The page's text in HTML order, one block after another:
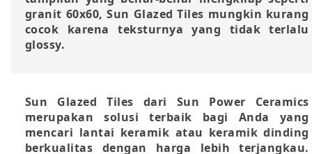
granit 60x60, Sun Glazed Tiles mungkin kurang
cocok karena teksturnya yang tidak terlalu
glossy.
Sun Glazed Tiles dari Sun Power Ceramics
merupakan solusi terbaik bagi Anda yang
mencari lantai keramik atau keramik dinding
berkualitas dengan harga lebih terjangkau.